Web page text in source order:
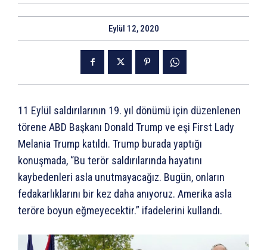
Eylül 12, 2020
11 Eylül saldırılarının 19. yıl dönümü için düzenlenen
törene ABD Başkanı Donald Trump ve eşi First Lady
Melania Trump katıldı. Trump burada yaptığı
konuşmada, “Bu terör saldırılarında hayatını
kaybedenleri asla unutmayacağız. Bugün, onların
fedakarlıklarını bir kez daha anıyoruz. Amerika asla
teröre boyun eğmeyecektir.” ifadelerini kullandı.